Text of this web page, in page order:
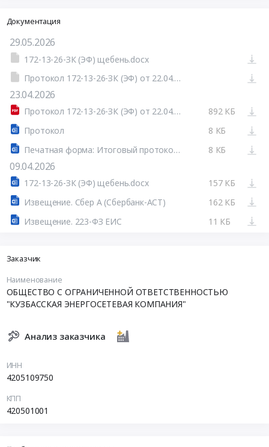
Документация
29.05.2026
172-13-26-ЗК (ЭФ) щебень.docx
Протокол 172-13-26-ЗК (ЭФ) от 22.04.2026.pdf
23.04.2026
Протокол 172-13-26-ЗК (ЭФ) от 22.04.2026.pdf
892 КБ
Протокол
8 КБ
Печатная форма: Итоговый протокол №32615893031-01
8 КБ
09.04.2026
172-13-26-ЗК (ЭФ) щебень.docx
157 КБ
Извещение. Сбер А (Сбербанк-АСТ)
162 КБ
Извещение. 223-ФЗ ЕИС
11 КБ
Заказчик
Наименование
ОБЩЕСТВО С ОГРАНИЧЕННОЙ ОТВЕТСТВЕННОСТЬЮ
"КУЗБАССКАЯ ЭНЕРГОСЕТЕВАЯ КОМПАНИЯ"
Анализ заказчика
ИНН
4205109750
КПП
420501001